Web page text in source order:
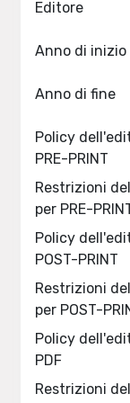
Editore
Anno di inizio
Anno di fine
Policy
PRE-PRINT
Restrizioni
per PRE-
Policy
POST-PRINT
Restrizioni
per POST-
Policy
PDF
Restrizioni